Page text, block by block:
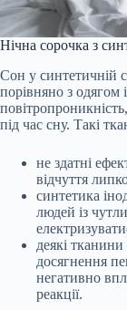
Нічна сорочка з
Сон у синтетичній
порівняно з одягом
повітропроникність,
під час сну. Такі
не здатні
відчуття
синтетика
людей із
деякі
досягнення
негативно
реакції.